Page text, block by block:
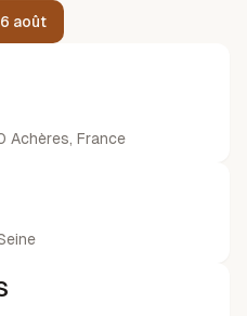
août
Achères, France